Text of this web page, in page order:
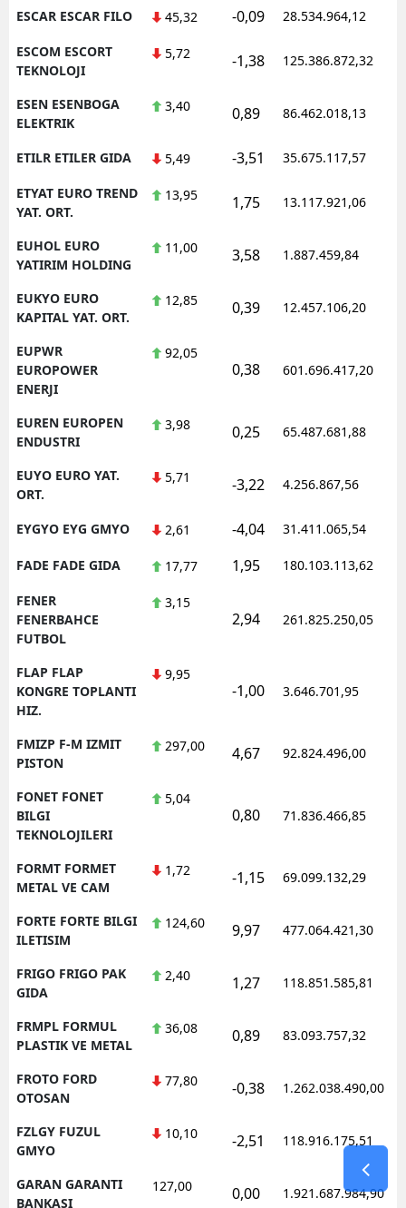
ESCAR ESCAR FILO 45,32 -0,09 28.534.964,12
ESCOM ESCORT
TEKNOLOJI
5,72 -1,38 125.386.872,32
ESEN ESENBOGA
ELEKTRIK
3,40 0,89 86.462.018,13
ETILR ETILER GIDA 5,49 -3,51 35.675.117,57
ETYAT EURO TREND
YAT. ORT.
13,95 1,75 13.117.921,06
EUHOL EURO
YATIRIM HOLDING
11,00 3,58 1.887.459,84
EUKYO EURO
KAPITAL YAT. ORT.
12,85 0,39 12.457.106,20
EUPWR
EUROPOWER
ENERJI
92,05
0,38 601.696.417,20
EUREN EUROPEN
ENDUSTRI
3,98 0,25 65.487.681,88
EUYO EURO YAT.
ORT.
5,71 -3,22 4.256.867,56
EYGYO EYG GMYO 2,61 -4,04 31.411.065,54
FADE FADE GIDA 17,77 1,95 180.103.113,62
FENER
FENERBAHCE
FUTBOL
3,15
2,94 261.825.250,05
FLAP FLAP
KONGRE TOPLANTI
HIZ.
9,95
-1,00 3.646.701,95
FMIZP F-M IZMIT
PISTON
297,00 4,67 92.824.496,00
FONET FONET
BILGI
TEKNOLOJILERI
5,04
0,80 71.836.466,85
FORMT FORMET
METAL VE CAM
1,72 -1,15 69.099.132,29
FORTE FORTE BILGI
ILETISIM
124,60 9,97 477.064.421,30
FRIGO FRIGO PAK
GIDA
2,40 1,27 118.851.585,81
FRMPL FORMUL
PLASTIK VE METAL
36,08 0,89 83.093.757,32
FROTO FORD
OTOSAN
77,80 -0,38 1.262.038.490,00
FZLGY FUZUL
GMYO
10,10 -2,51 118.916.175,51
GARAN GARANTI
BANKASI
127,00 0,00 1.921.687.984,90